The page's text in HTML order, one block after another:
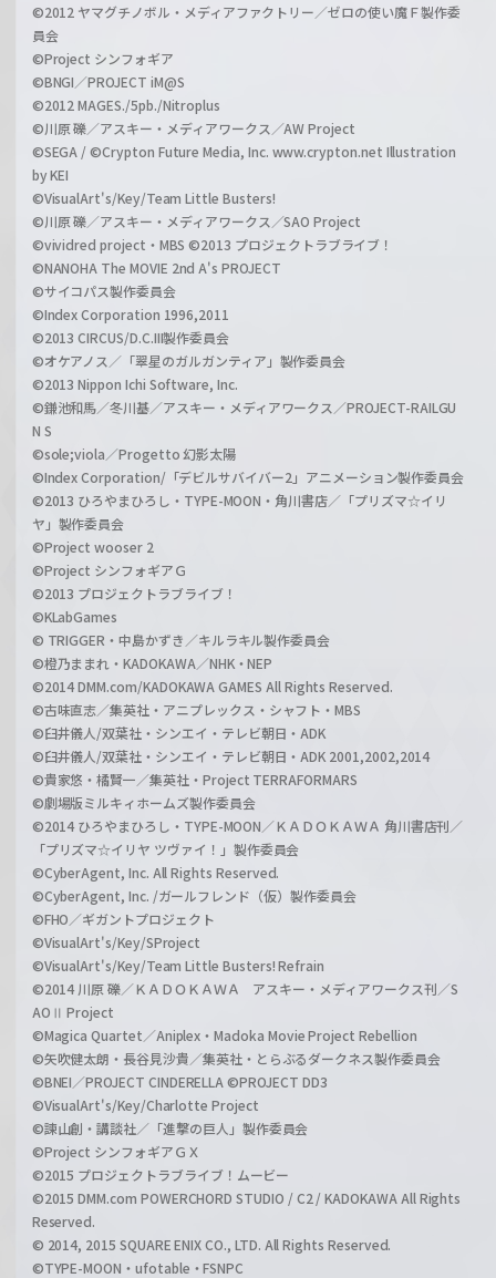
©2012 ヤマグチノボル・メディアファクトリー／ゼロの使い魔Ｆ製作委
員会
©Project シンフォギア
©BNGI／PROJECT iM@S
©2012 MAGES./5pb./Nitroplus
©川原 礫／アスキー・メディアワークス／AW Project
©SEGA / ©Crypton Future Media, Inc. www.crypton.net Illustration
by KEI
©VisualArt's/Key/Team Little Busters!
©川原 礫／アスキー・メディアワークス／SAO Project
©vividred project・MBS ©2013 プロジェクトラブライブ！
©NANOHA The MOVIE 2nd A's PROJECT
©サイコパス製作委員会
©Index Corporation 1996,2011
©2013 CIRCUS/D.C.III製作委員会
©オケアノス／「翠星のガルガンティア」製作委員会
©2013 Nippon Ichi Software, Inc.
©鎌池和馬／冬川基／アスキー・メディアワークス／PROJECT-RAILGU
N S
©sole;viola／Progetto 幻影太陽
©Index Corporation/「デビルサバイバー2」アニメーション製作委員会
©2013 ひろやまひろし・TYPE-MOON・角川書店／「プリズマ☆イリ
ヤ」製作委員会
©Project wooser 2
©Project シンフォギアＧ
©2013 プロジェクトラブライブ！
©KLabGames
© TRIGGER・中島かずき／キルラキル製作委員会
©橙乃ままれ・KADOKAWA／NHK・NEP
©2014 DMM.com/KADOKAWA GAMES All Rights Reserved.
©古味直志／集英社・アニプレックス・シャフト・MBS
©臼井儀人/双葉社・シンエイ・テレビ朝日・ADK
©臼井儀人/双葉社・シンエイ・テレビ朝日・ADK 2001,2002,2014
©貴家悠・橘賢一／集英社・Project TERRAFORMARS
©劇場版ミルキィホームズ製作委員会
©2014 ひろやまひろし・TYPE-MOON／ＫＡＤＯＫＡＷＡ 角川書店刊／
「プリズマ☆イリヤ ツヴァイ！」製作委員会
©CyberAgent, Inc. All Rights Reserved.
©CyberAgent, Inc. /ガールフレンド（仮）製作委員会
©FHO／ギガントプロジェクト
©VisualArt's/Key/SProject
©VisualArt's/Key/Team Little Busters! Refrain
©2014 川原 礫／ＫＡＤＯＫＡＷＡ アスキー・メディアワークス刊／S
AOⅡ Project
©Magica Quartet／Aniplex・Madoka Movie Project Rebellion
©矢吹健太朗・長谷見沙貴／集英社・とらぶるダークネス製作委員会
©BNEI／PROJECT CINDERELLA ©PROJECT DD3
©VisualArt's/Key/Charlotte Project
©諫山創・講談社／「進撃の巨人」製作委員会
©Project シンフォギアＧＸ
©2015 プロジェクトラブライブ！ムービー
©2015 DMM.com POWERCHORD STUDIO / C2 / KADOKAWA All Rights
Reserved.
© 2014, 2015 SQUARE ENIX CO., LTD. All Rights Reserved.
©TYPE-MOON・ufotable・FSNPC